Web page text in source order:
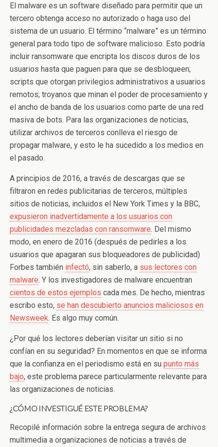
El malware es un software diseñado para permitir que un
tercero obtenga acceso no autorizado o haga uso del
sistema de un usuario. El término “malware” es un término
general para todo tipo de software malicioso. Esto podría
incluir ransomware que encripta los discos duros de los
usuarios hasta que paguen para que se desbloqueen;
scripts que otorgan privilegios administrativos a usuarios
remotos; troyanos que minan el poder de procesamiento y
el ancho de banda de los usuarios como parte de una red
masiva de bots. Para las organizaciones de noticias,
utilizar archivos de terceros conlleva el riesgo de
propagar malware, y esto le ha sucedido a los medios en
el pasado.
A principios de 2016, a través de descargas que se
filtraron en redes publicitarias de terceros, múltiples
sitios de noticias, incluidos el New York Times y la BBC,
expusieron inadvertidamente a los usuarios con
publicidades mezcladas con ransomware. Del mismo
modo, en enero de 2016 (después de pedirles a los
usuarios que apagaran sus bloqueadores de publicidad)
Forbes también infectó, sin saberlo, a sus lectores con
malware. Y los investigadores de malware encuentran
cientos de estos ejemplos cada mes. De hecho, mientras
escribo esto, se han descubierto anuncios maliciosos en
Newsweek. Es algo muy común.
¿Por qué los lectores deberían visitar un sitio si no
confían en su seguridad? En momentos en que se informa
que la confianza en el periodismo está en su punto más
bajo, este problema parece particularmente relevante para
las organizaciones de noticias.
¿CÓMO INVESTIGUÉ ESTE PROBLEMA?
Recopilé información sobre la entrega segura de archivos
multimedia a organizaciones de noticias a través de